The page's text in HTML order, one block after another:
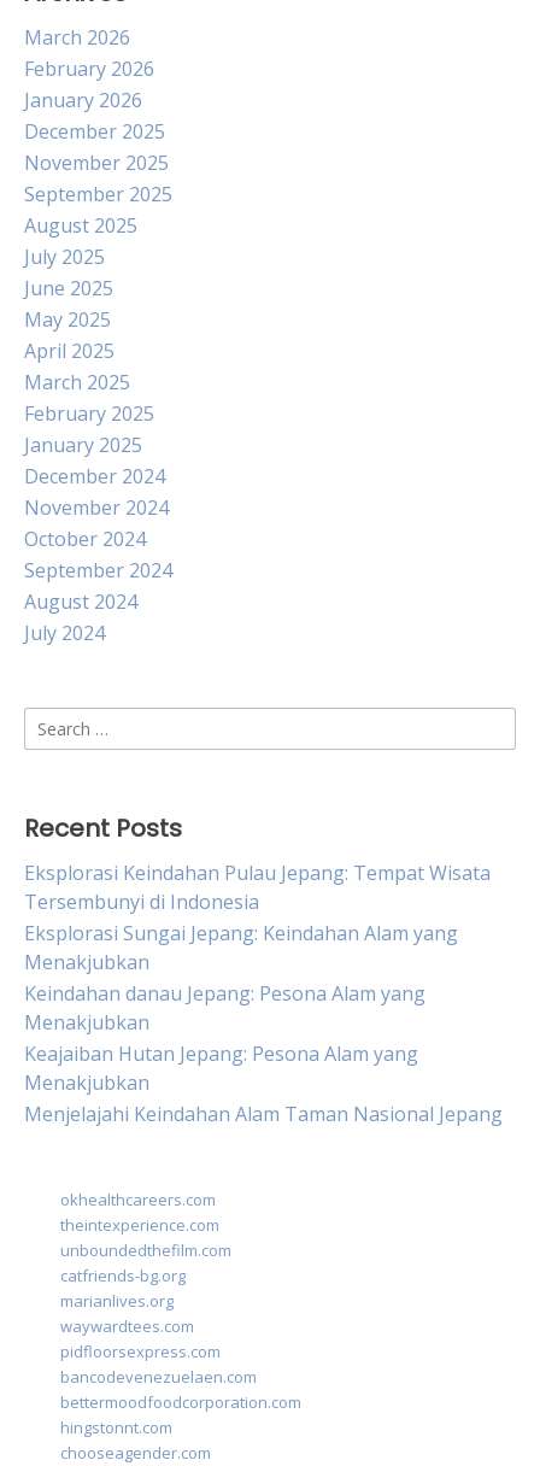
March 2026
February 2026
January 2026
December 2025
November 2025
September 2025
August 2025
July 2025
June 2025
May 2025
April 2025
March 2025
February 2025
January 2025
December 2024
November 2024
October 2024
September 2024
August 2024
July 2024
Search
for:
Recent Posts
Eksplorasi Keindahan Pulau Jepang: Tempat Wisata
Tersembunyi di Indonesia
Eksplorasi Sungai Jepang: Keindahan Alam yang
Menakjubkan
Keindahan danau Jepang: Pesona Alam yang
Menakjubkan
Keajaiban Hutan Jepang: Pesona Alam yang
Menakjubkan
Menjelajahi Keindahan Alam Taman Nasional Jepang
okhealthcareers.com
theintexperience.com
unboundedthefilm.com
catfriends-bg.org
marianlives.org
waywardtees.com
pidfloorsexpress.com
bancodevenezuelaen.com
bettermoodfoodcorporation.com
hingstonnt.com
chooseagender.com